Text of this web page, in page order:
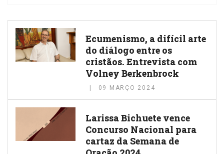
Ecumenismo, a difícil arte
do diálogo entre os
cristãos. Entrevista com
Volney Berkenbrock
09 MARÇO 2024
Larissa Bichuete vence
Concurso Nacional para
cartaz da Semana de